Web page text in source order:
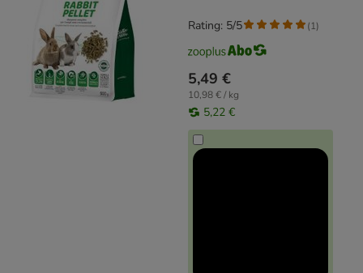
5,49 €
10,98 € / kg
5,22 €
Rating: 5/5 (1)